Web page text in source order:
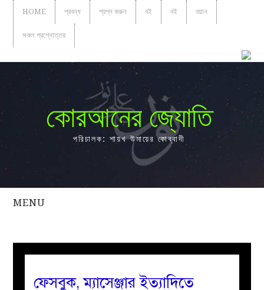
HOME প্রবন্ধ প্রশ্ন করুন বই বই বয়ান
সকল প্রশ্নোত্তর
কোরআনের জ্যোতি
পরিচালক: শায়খ উমায়ের কোব্বাদী
MENU
সকল
ফেসবুক, ম্যাসেঞ্জার ইত্যাদিতে